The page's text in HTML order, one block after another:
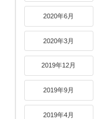
2020年6月
2020年3月
2019年12月
2019年9月
2019年4月